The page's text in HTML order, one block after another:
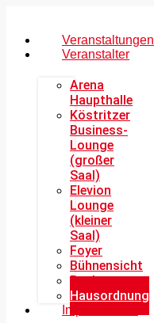
Veranstaltungen
Veranstalter
Arena
Haupthalle
Köstritzer
Business-
Lounge
(großer
Saal)
Elevion
Lounge
(kleiner
Saal)
Foyer
Bühnensicht
Buchung
Hausordnung
Impressionen